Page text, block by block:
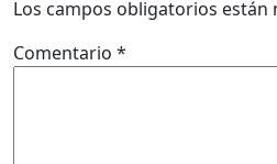
Los campos obligatorios están
Comentario *